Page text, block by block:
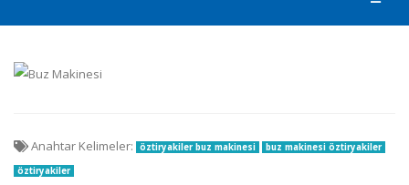
Anahtar Kelimeler: öztiryakiler buz makinesi
buz makinesi öztiryakiler
öztiryakiler